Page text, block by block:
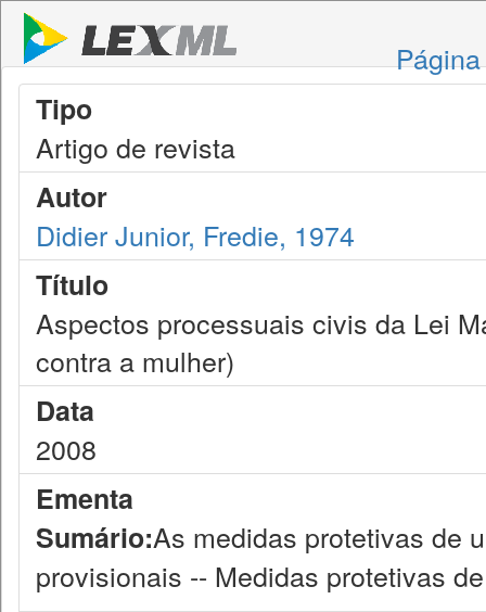
Tipo
Artigo de revista
Autor
Didier Junior, Fredie, 1974
Título
Aspectos processuais civis da Lei
contra a mulher)
Data
2008
Ementa
Sumário:As medidas protetivas de
provisionais -- Medidas protetivas